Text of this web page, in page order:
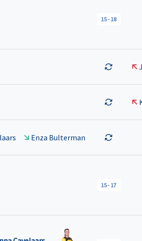
15- 18
Enza Bulterman
15- 17